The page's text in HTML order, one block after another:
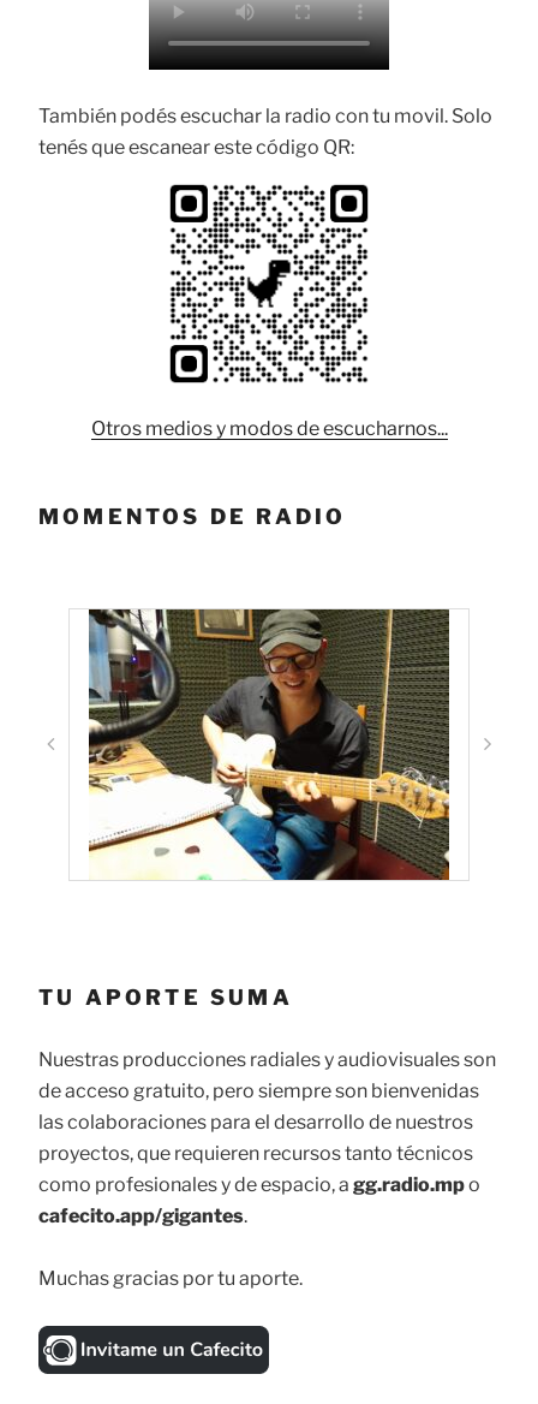
También podés escuchar la radio con tu movil. Solo
tenés que escanear este código QR:
Otros medios y modos de escucharnos...
MOMENTOS DE RADIO
TU APORTE SUMA
Nuestras producciones radiales y audiovisuales son
de acceso gratuito, pero siempre son bienvenidas
las colaboraciones para el desarrollo de nuestros
proyectos, que requieren recursos tanto técnicos
como profesionales y de espacio, a gg.radio.mpo
cafecito.app/gigantes.
Muchas gracias por tu aporte.